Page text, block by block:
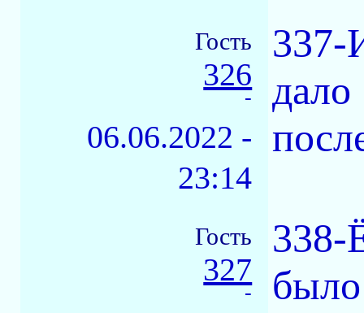
Гость
326
-
06.06.2022 -
23:14
337-
Гость
327
-
338-